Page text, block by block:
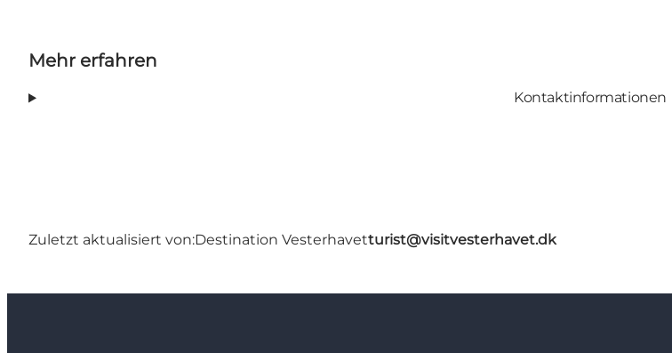
Mehr erfahren
Kontaktinformationen
Zuletzt aktualisiert von:Destination Vesterhavetturist@visitvesterhavet.dk